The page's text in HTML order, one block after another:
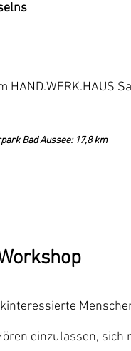
Bad Aussee: 17,8 km
einzulassen, sich